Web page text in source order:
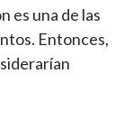
es una de las
Entonces,